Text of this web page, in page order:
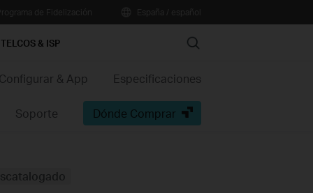
TELCOS & ISP Search
& App Especificaciones
Soporte Dónde Comprar